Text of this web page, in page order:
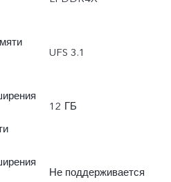
UFS 3.1
12 ГБ
Не поддерживается